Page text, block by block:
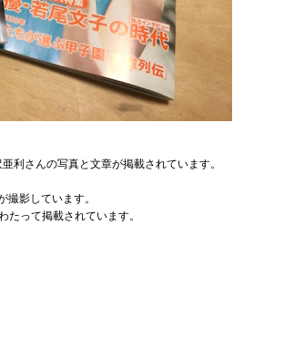
利さんの写真と文章が掲載されています。
影しています。
って掲載されています。